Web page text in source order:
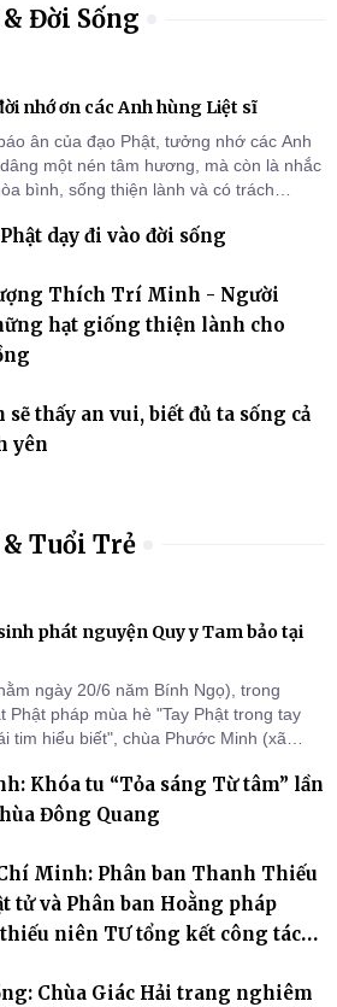
Đời Sống
nhớ ơn các Anh hùng Liệt sĩ
ân của đạo Phật, tưởng nhớ các Anh
một nén tâm hương, mà còn là nhắc
bình, sống thiện lành và có trách
dạy đi vào đời sống
Thích Trí Minh - Người
hạt giống thiện lành cho
sẽ thấy an vui, biết đủ ta sống cả
yên
Tuổi Trẻ
phát nguyện Quy y Tam bảo tại
ngày 20/6 năm Bính Ngọ), trong
Phật pháp mùa hè "Tay Phật trong tay
tim hiểu biết", chùa Phước Minh (xã
Khóa tu “Tỏa sáng Từ tâm” lần
Đông Quang
Minh: Phân ban Thanh Thiếu
tử và Phân ban Hoằng pháp
niên TƯ tổng kết công tác
Chùa Giác Hải trang nghiêm